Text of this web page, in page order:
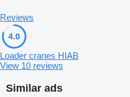
Similar ads
Reviews
4.0
Loader cranes HIAB
View 10 reviews